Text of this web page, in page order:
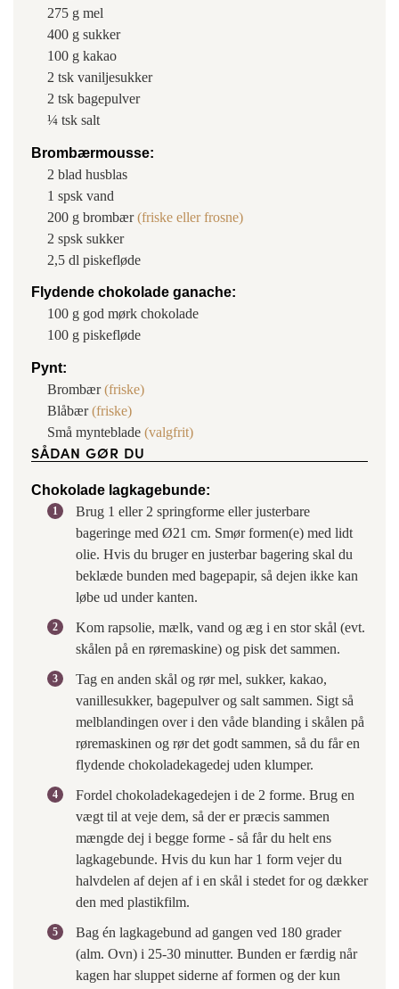
275 g mel
400 g sukker
100 g kakao
2 tsk vaniljesukker
2 tsk bagepulver
¼ tsk salt
Brombærmousse:
2 blad husblas
1 spsk vand
200 g brombær (friske eller frosne)
2 spsk sukker
2,5 dl piskefløde
Flydende chokolade ganache:
100 g god mørk chokolade
100 g piskefløde
Pynt:
Brombær (friske)
Blåbær (friske)
Små mynteblade (valgfrit)
SÅDAN GØR DU
Chokolade lagkagebunde:
Brug 1 eller 2 springforme eller justerbare
bageringe med Ø21 cm. Smør formen(e) med lidt
olie. Hvis du bruger en justerbar bagering skal du
beklæde bunden med bagepapir, så dejen ikke kan
løbe ud under kanten.
Kom rapsolie, mælk, vand og æg i en stor skål (evt.
skålen på en røremaskine) og pisk det sammen.
Tag en anden skål og rør mel, sukker, kakao,
vanillesukker, bagepulver og salt sammen. Sigt så
melblandingen over i den våde blanding i skålen på
røremaskinen og rør det godt sammen, så du får en
flydende chokoladekagedej uden klumper.
Fordel chokoladekagedejen i de 2 forme. Brug en
vægt til at veje dem, så der er præcis sammen
mængde dej i begge forme - så får du helt ens
lagkagebunde. Hvis du kun har 1 form vejer du
halvdelen af dejen af i en skål i stedet for og dækker
den med plastikfilm.
Bag én lagkagebund ad gangen ved 180 grader
(alm. Ovn) i 25-30 minutter. Bunden er færdig når
kagen har sluppet siderne af formen og der kun